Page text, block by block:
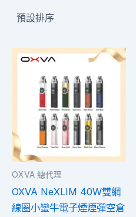
OXVA 總代理
OXVA NeXLIM 40W雙網
線圈小蠻牛電子煙煙彈空倉
價
範
圍：
NT$500.00
到
NT$1,600.00
此
品
多
種
款
在
產